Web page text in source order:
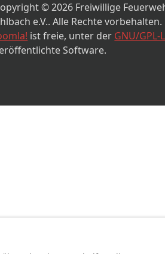
© 2026 Freiwillige
e.V.. Alle Rechte vorbehalten.
ist freie, unter der GNU/GPL-
Software.